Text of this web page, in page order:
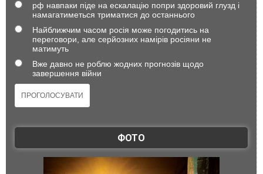
рф навпаки піде на ескалацію попри здоровий глузд і
намагатиметься триматися до останнього
Найближчим часом росія може погодитись на
переговори, але серйозних намірів росіяни не
матимуть
Вже давно не роблю жодних прогнозів щодо
завершення війни
ФОТО